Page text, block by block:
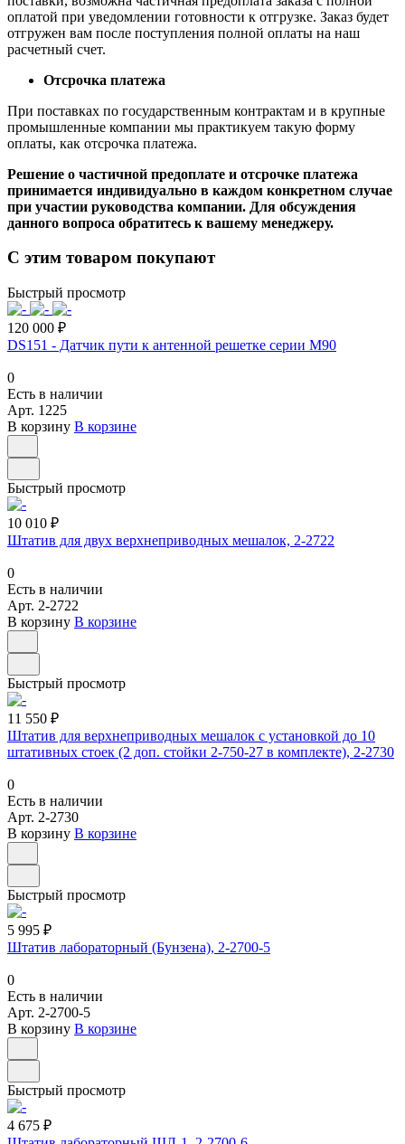
оплатой при уведомлении готовности к отгрузке. Заказ будет
отгружен вам после поступления полной оплаты на наш
расчетный счет.
Отсрочка платежа
При поставках по государственным контрактам и в крупные
промышленные компании мы практикуем такую форму
оплаты, как отсрочка платежа.
Решение о частичной предоплате и отсрочке платежа
принимается индивидуально в каждом конкретном случае
при участии руководства компании. Для обсуждения
данного вопроса обратитесь к вашему менеджеру.
С этим товаром покупают
Быстрый просмотр
120 000 ₽
DS151 - Датчик пути к антенной решетке серии M90
0
Есть в наличии
Арт. 1225
В корзину В корзине
Быстрый просмотр
10 010 ₽
Штатив для двух верхнеприводных мешалок, 2-2722
0
Есть в наличии
Арт. 2-2722
В корзину В корзине
Быстрый просмотр
11 550 ₽
Штатив для верхнеприводных мешалок с установкой до 10
штативных стоек (2 доп. стойки 2-750-27 в комплекте), 2-2730
0
Есть в наличии
Арт. 2-2730
В корзину В корзине
Быстрый просмотр
5 995 ₽
Штатив лабораторный (Бунзена), 2-2700-5
0
Есть в наличии
Арт. 2-2700-5
В корзину В корзине
Быстрый просмотр
4 675 ₽